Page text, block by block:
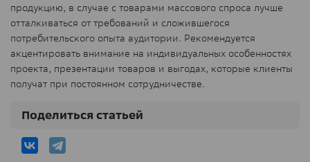
продукцию, в случае с товарами массового спроса лучше
отталкиваться от требований и сложившегося
потребительского опыта аудитории. Рекомендуется
акцентировать внимание на индивидуальных особенностях
проекта, презентации товаров и выгодах, которые клиенты
получат при постоянном сотрудничестве.
Поделиться статьей